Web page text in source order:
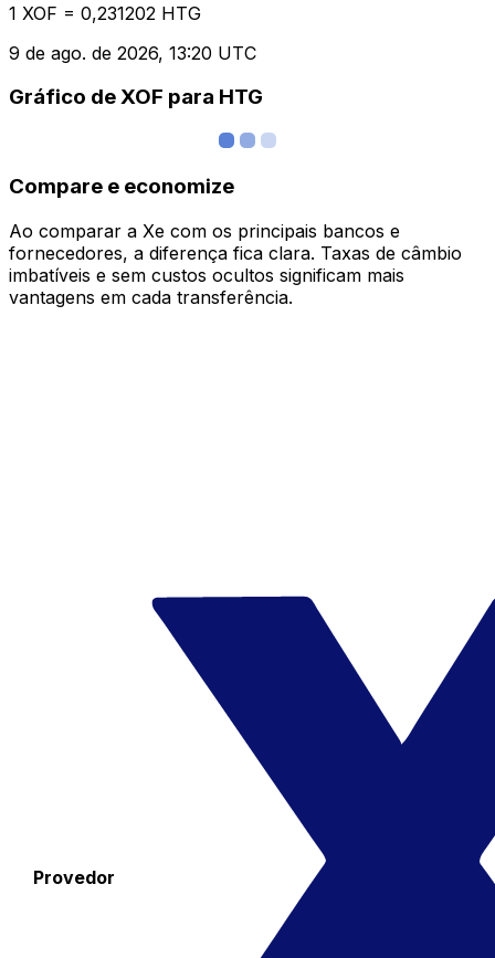
1 XOF = 0,231202 HTG
9 de ago. de 2026, 13:20 UTC
Gráfico de XOF para HTG
Compare e economize
Ao comparar a Xe com os principais bancos e
fornecedores, a diferença fica clara. Taxas de câmbio
imbatíveis e sem custos ocultos significam mais
vantagens em cada transferência.
Provedor